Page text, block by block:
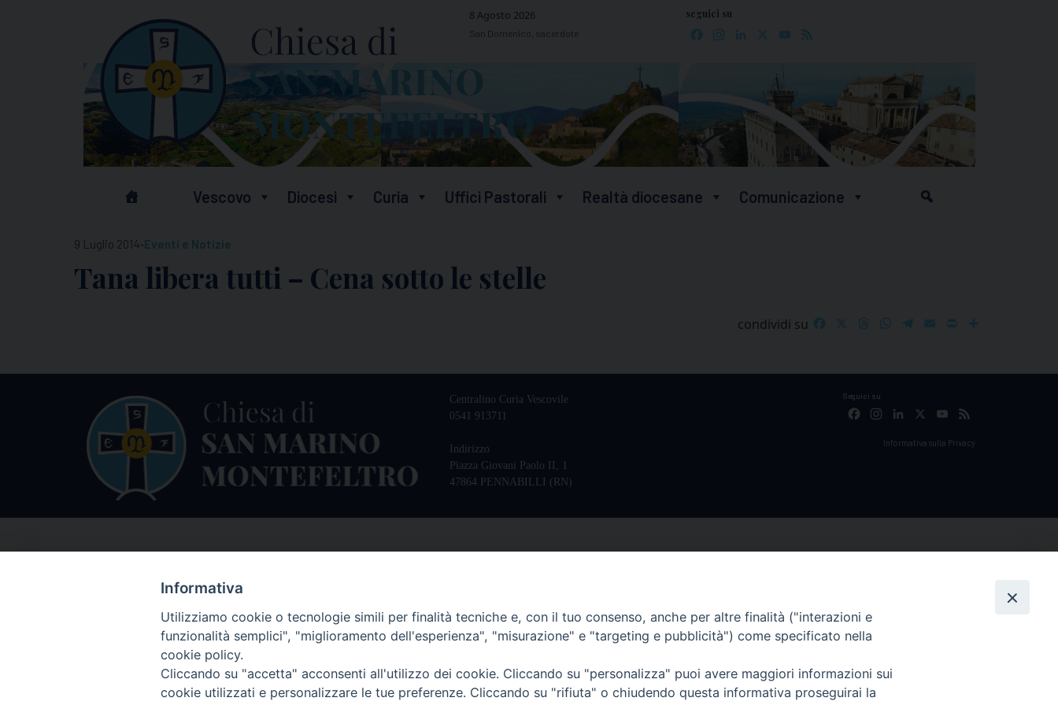
8 Agosto 2026
San Domenico, sacerdote
seguici su
Facebook
Instagram
LinkedIn YouTube
Vescovo Diocesi Curia Uffici Pastorali Realtà diocesane Comunicazione
9 Luglio 2014-Eventi e Notizie
Tana libera tutti – Cena sotto le stelle
condividi su FacebookThreadsWhatsApp
Telegram
Email Print
Centralino Curia Vescovile
0541 913711
Indirizzo
Piazza Giovani Paolo II, 1
47864 PENNABILLI (RN)
Seguici su
Facebook
Instagram
LinkedIn YouTube
Informativa sulla Privacy
Informativa
Utilizziamo cookie o tecnologie simili per finalità tecniche e, con il tuo consenso, anche per altre finalità ("interazioni e
funzionalità semplici", "miglioramento dell'esperienza", "misurazione" e "targeting e pubblicità") come specificato nella
cookie policy.
Cliccando su "accetta" acconsenti all'utilizzo dei cookie. Cliccando su "personalizza" puoi avere maggiori informazioni sui
cookie utilizzati e personalizzare le tue preferenze. Cliccando su "rifiuta" o chiudendo questa informativa proseguirai la